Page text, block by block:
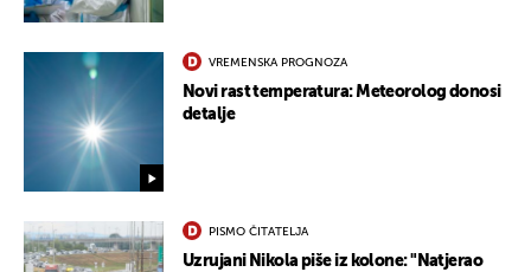
VREMENSKA PROGNOZA
Novi rast temperatura: Meteorolog donosi
detalje
PISMO ČITATELJA
Uzrujani Nikola piše iz kolone: "Natjerao